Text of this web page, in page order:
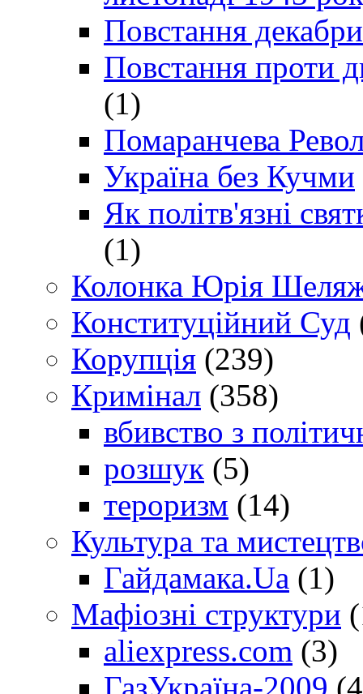
Повстання
Повстання проти
(1)
Помаранчева
Україна без Кучми
Як політв'язні
(1)
Колонка Юрія
Конституційний Суд
Корупція (239)
Кримінал (358)
вбивство з
розшук (5)
тероризм (14)
Культура та
Гайдамака.Ua (1)
Мафіозні структури
aliexpress.com (3)
ГазУкраїна-2009